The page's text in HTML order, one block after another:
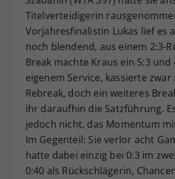
Titelverteidigerin
Vorjahresfinalistin Lukas lief es
noch blendend, aus einem 2:3-
Break machte Kraus ein 5:3 und
eigenem Service, kassierte zwar
Rebreak, doch ein weiteres
ihr daraufhin die Satzführung.
jedoch nicht, das Momentum
Im Gegenteil: Sie verlor acht
hatte dabei einzig bei 0:3 im
0:40 als Rückschlägerin,